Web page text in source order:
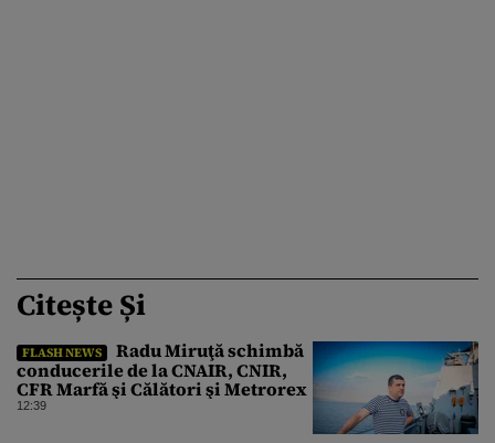
Citește Și
FLASH NEWS
Radu Miruţă schimbă
conducerile de la CNAIR, CNIR,
CFR Marfă şi Călători şi Metrorex
12:39